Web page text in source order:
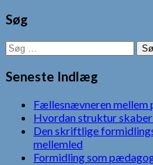
Søg
Søg
efter:
Seneste Indlæg
Fællesnævneren
Hvordan struktur
Den skriftlige
mellemled
Formidling som